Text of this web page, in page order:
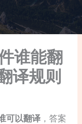
谁能翻
译规则
可以翻译 ，答案